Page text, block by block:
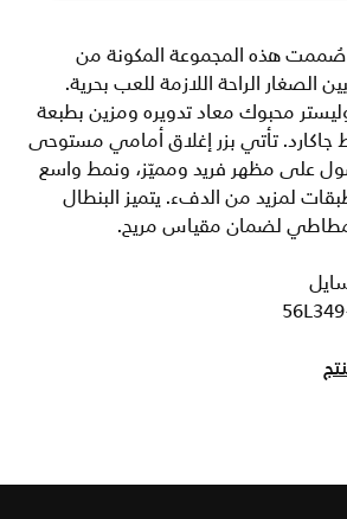
صُممت هذه المجموعة المكونة من
الصغار الراحة اللازمة للعب بحرية.
محبوك معاد تدويره ومزين بطبعة
تأتي بزر إغلاق أمامي مستوحى
على مظهر فريد ومميّز، ونمط واسع
لمزيد من الدفء. يتميز البنطال
مطاطي لضمان مقياس مريح.